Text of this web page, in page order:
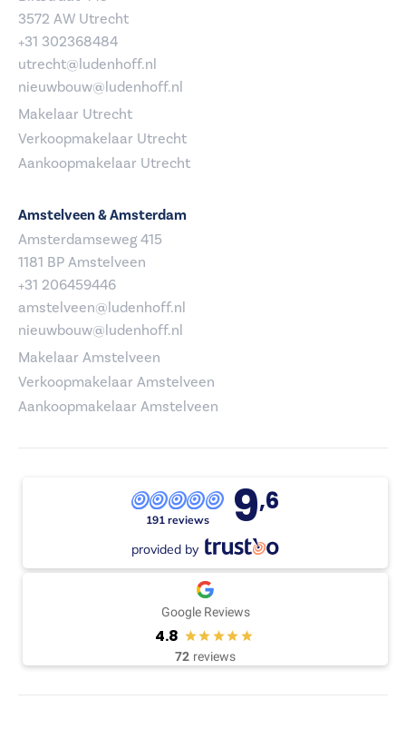
3572 AW Utrecht
+31 302368484
utrecht@ludenhoff.nl
nieuwbouw@ludenhoff.nl
Makelaar Utrecht
Verkoopmakelaar Utrecht
Aankoopmakelaar Utrecht
Amstelveen & Amsterdam
Amsterdamseweg 415
1181 BP Amstelveen
+31 206459446
amstelveen@ludenhoff.nl
nieuwbouw@ludenhoff.nl
Makelaar Amstelveen
Verkoopmakelaar Amstelveen
Aankoopmakelaar Amstelveen
191 reviews 9,6
provided by
Google Reviews
4.8
72 reviews